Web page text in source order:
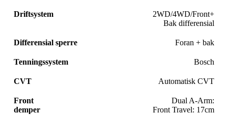
Driftsystem
2WD/4WD/Front+
Bak differensial
Differensial sperre Foran + bak
Tenningssystem Bosch
CVT Automatisk CVT
Front
demper
Dual A-Arm:
Front Travel: 17cm